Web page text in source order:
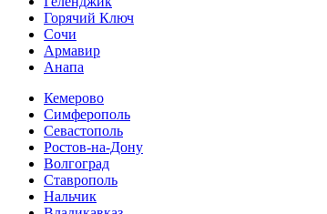
Горячий Ключ
Сочи
Армавир
Анапа
Кемерово
Симферополь
Севастополь
Ростов-на-Дону
Волгоград
Ставрополь
Нальчик